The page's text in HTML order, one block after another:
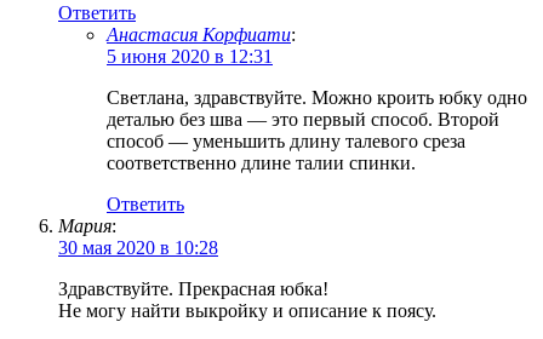
Ответить
Анастасия Корфиати:
5 июня 2020 в 12:31
Светлана, здравствуйте. Можно кроить юбку одно
деталью без шва — это первый способ. Второй
способ — уменьшить длину талевого среза
соответственно длине талии спинки.
Ответить
Мария:
30 мая 2020 в 10:28
Здравствуйте. Прекрасная юбка!
Не могу найти выкройку и описание к поясу.